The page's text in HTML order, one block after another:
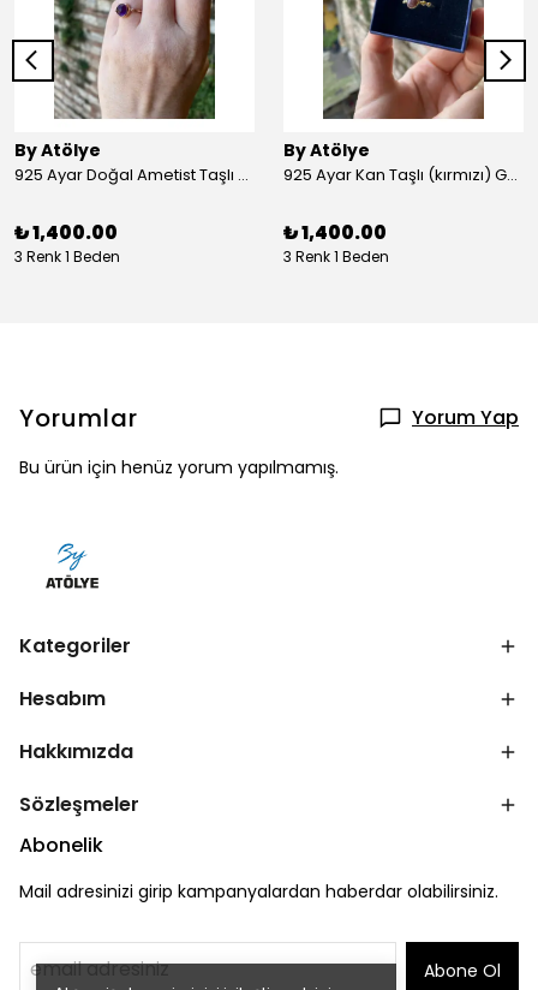
By Atölye
925 Ayar Doğal Ametist Taşlı Yuvarlak Gümüş Yüzük
₺ 1,400.00
3 Renk 1 Beden
By Atölye
925 Ayar Kan Taşlı (kırmızı) Gümüş Yüzük
₺ 1,400.00
3 Renk 1 Beden
Yorumlar Yorum Yap
Bu ürün için henüz yorum yapılmamış.
Kategoriler
Hesabım
Hakkımızda
Sözleşmeler
Abonelik
Mail adresinizi girip kampanyalardan haberdar olabilirsiniz.
Abone Ol